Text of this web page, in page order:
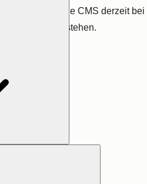
zeigt, welche CMS derzeit bei
hoch im Kurs stehen.
und